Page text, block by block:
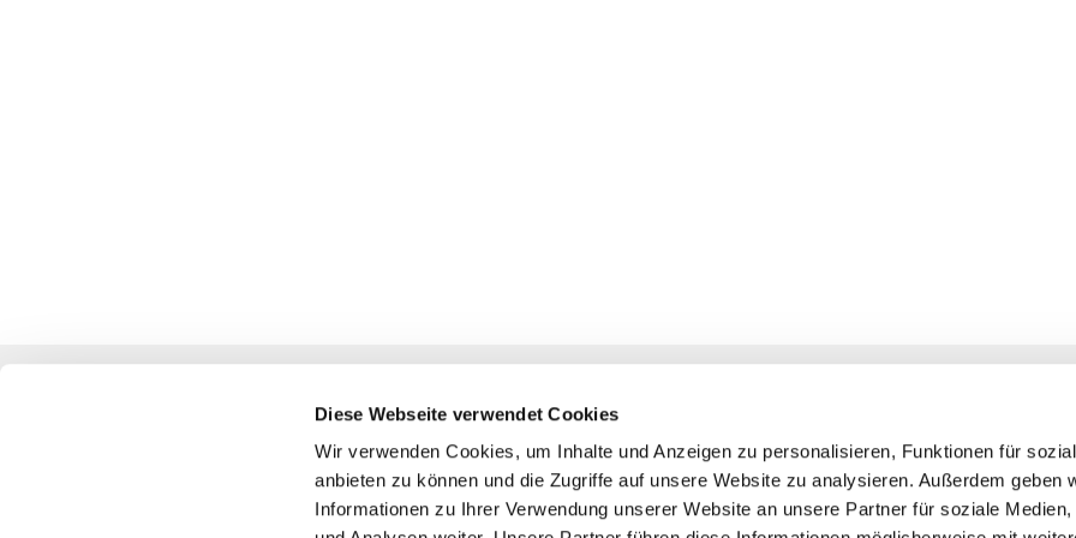
Diese Webseite verwendet Cookies
Wir verwenden Cookies, um Inhalte und Anzeigen zu personalisieren, Funktionen für
anbieten zu können und die Zugriffe auf unsere Website zu analysieren. Außerdem geben
Informationen zu Ihrer Verwendung unserer Website an unsere Partner für soziale Medien,
Katholische Kirchengemeinde
Pfarrei St. Benedikt Teltow-Fläming
Veranstaltungen
Pfarrbüro
Prävention